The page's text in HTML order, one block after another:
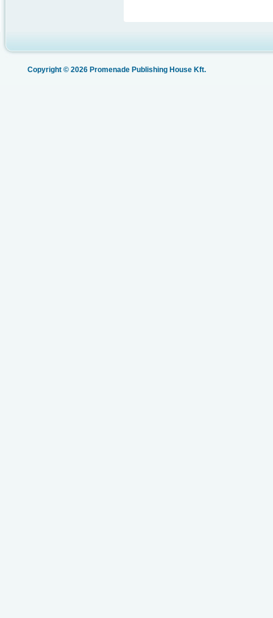
Copyright © 2026 Promenade Publishing House Kft.